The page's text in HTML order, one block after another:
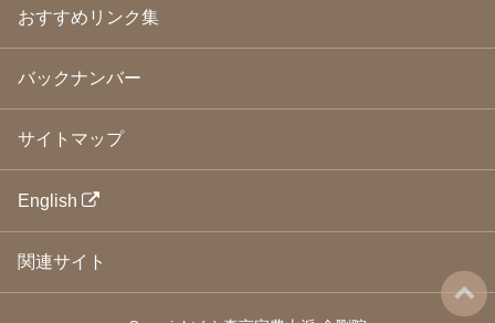
2008年8月(24)
2008年5月(21)
(24)
2008年2月 (21)
2008年1月(23)
2007年12月
2007年9月
2007年8月(26)
おすすめリンク集
バックナンバー
サイトマップ
English
関連サイト